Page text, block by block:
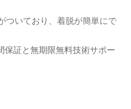
ついており、着脱が簡単にで
保証と無期限無料技術サポー